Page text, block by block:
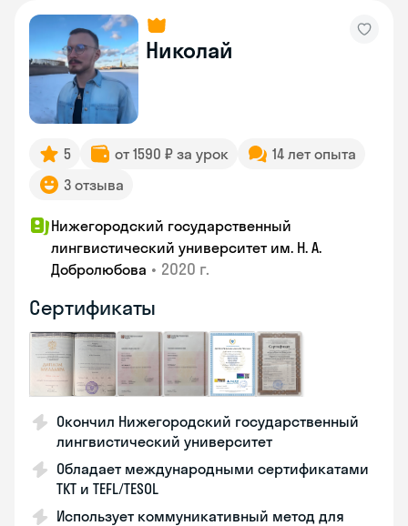
Николай
5 от 1590 ₽ за урок
14 лет опыта
3 отзыва
Нижегородский государственный
лингвистический университет им. Н. А.
Добролюбова • 2020 г.
Сертификаты
Окончил Нижегородский государственный
лингвистический университет
Обладает международными сертификатами
TKT и TEFL/TESOL
Использует коммуникативный метод для